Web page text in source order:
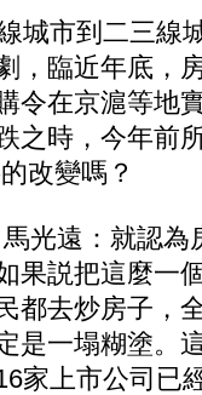
城市到二三線
，臨近年底，
令在京滬等地
之時，今年前
改變嗎？
光遠：就認為
果説把這麼一
都去炒房子，
是一塌糊塗。
家上市公司已